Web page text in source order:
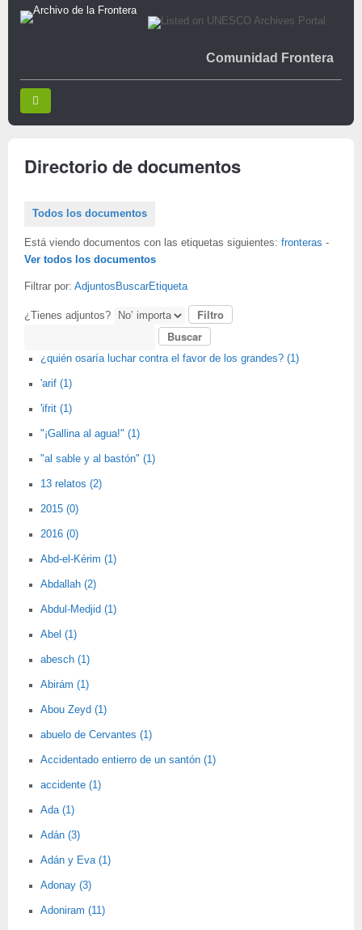
Comunidad Frontera
Directorio de documentos
Todos los documentos
Está viendo documentos con las etiquetas siguientes: fronteras -
Ver todos los documentos
Filtrar por: Adjuntos BuscarEtiqueta
¿Tienes adjuntos?
¿quién osaría luchar contra el favor de los grandes? (1)
'arif (1)
'ifrit (1)
"¡Gallina al agua!" (1)
"al sable y al bastón" (1)
13 relatos (2)
2015 (0)
2016 (0)
Abd-el-Kérim (1)
Abdallah (2)
Abdul-Medjid (1)
Abel (1)
abesch (1)
Abirám (1)
Abou Zeyd (1)
abuelo de Cervantes (1)
Accidentado entierro de un santón (1)
accidente (1)
Ada (1)
Adán (3)
Adán y Eva (1)
Adonay (3)
Adoniram (11)